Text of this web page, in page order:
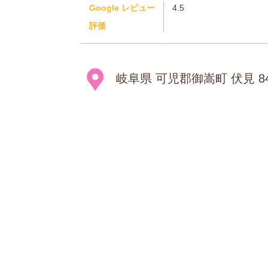
Google レビュー
評価
4.5
岐阜県 可児郡御嵩町 伏見